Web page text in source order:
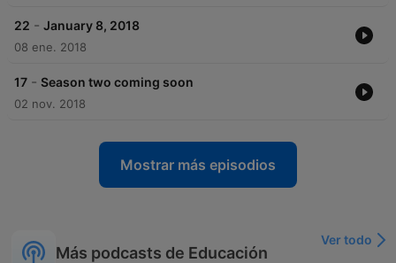
22 - January 8, 2018
08 ene. 2018
17 - Season two coming soon
02 nov. 2018
Mostrar más episodios
Más podcasts de Educación
Ver todo